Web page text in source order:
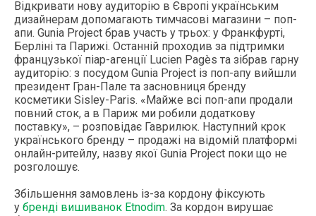
Відкривати нову аудиторію в Європі українським
дизайнерам допомагають тимчасові магазини – поп-
апи. Gunia Project брав участь у трьох: у Франкфурті,
Берліні та Парижі. Останній проходив за підтримки
французької піар-агенції Lucien Pagès та зібрав гарну
аудиторію: з посудом Gunia Project із поп-апу вийшли
президент Гран-Пале та засновниця бренду
косметики Sisley-Paris. «Майже всі поп-апи продали
повний сток, а в Париж ми робили додаткову
поставку», – розповідає Гаврилюк. Наступний крок
українського бренду – продажі на відомій платформі
онлайн-ритейлу, назву якої Gunia Project поки що не
розголошує.
Збільшення замовлень із-за кордону фіксують
у бренді вишиванок Etnodim. За кордон вирушає